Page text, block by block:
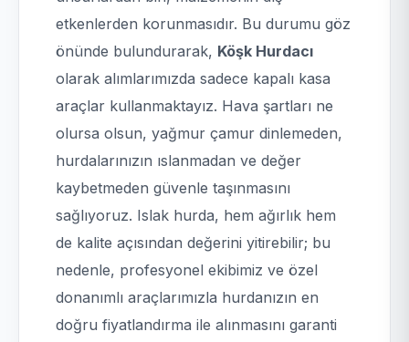
etkenlerden korunmasıdır. Bu durumu göz
önünde bulundurarak, Köşk Hurdacı
olarak alımlarımızda sadece kapalı kasa
araçlar kullanmaktayız. Hava şartları ne
olursa olsun, yağmur çamur dinlemeden,
hurdalarınızın ıslanmadan ve değer
kaybetmeden güvenle taşınmasını
sağlıyoruz. Islak hurda, hem ağırlık hem
de kalite açısından değerini yitirebilir; bu
nedenle, profesyonel ekibimiz ve özel
donanımlı araçlarımızla hurdanızın en
doğru fiyatlandırma ile alınmasını garanti